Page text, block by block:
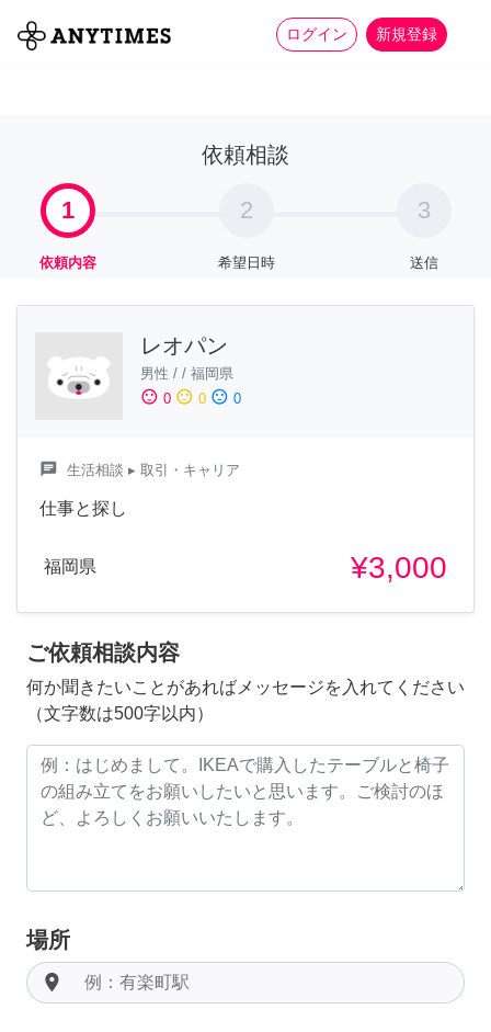
ログイン 新規登録
全て 家事 more_horiz
依頼相談
1
依頼内容
2
希望日時
3
送信
レオパン
男性 / / 福岡県
sentiment_satisfied 0 sentiment_neutral 0 sentiment_dissatisfied 0
chat 生活相談 ▸ 取引・キャリア
仕事と探し
福岡県 ¥3,000
ご依頼相談内容
何か聞きたいことがあればメッセージを入れてください
（文字数は500字以内）
場所
room